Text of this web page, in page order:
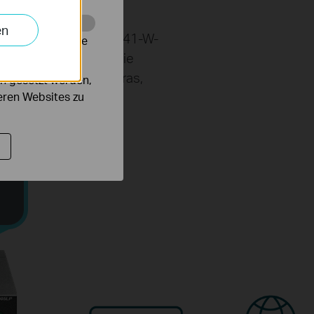
Port. Das gesamte 41-W-
z. B. die
mit IP-Kameras,
um die
gesetzt werden,
Websites zu